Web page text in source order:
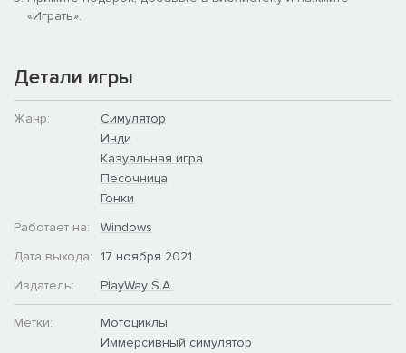
«Играть».
Детали игры
Жанр:
Симулятор
Инди
Казуальная игра
Песочница
Гонки
Работает на:
Windows
Дата выхода:
17 ноября 2021
Издатель:
PlayWay S.A.
Метки:
Мотоциклы
Иммерсивный симулятор